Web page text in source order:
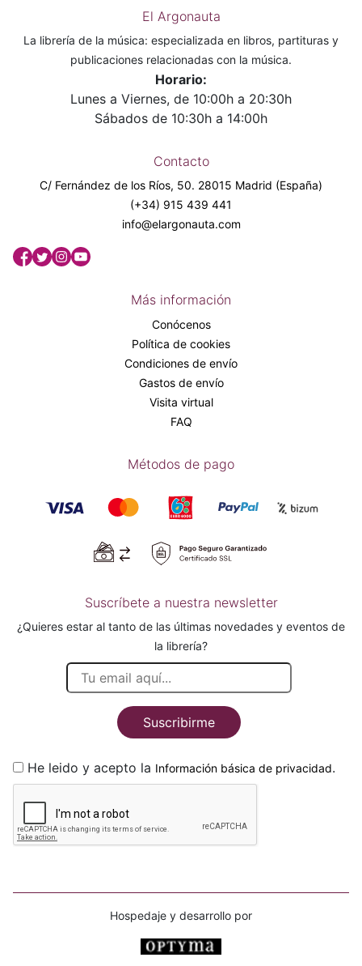
El Argonauta
La librería de la música: especializada en libros, partituras y
publicaciones relacionadas con la música.
Horario:
Lunes a Viernes, de 10:00h a 20:30h
Sábados de 10:30h a 14:00h
Contacto
C/ Fernández de los Ríos, 50. 28015 Madrid (España)
(+34) 915 439 441
info@elargonauta.com
Más información
Conócenos
Política de cookies
Condiciones de envío
Gastos de envío
Visita virtual
FAQ
Métodos de pago
Suscríbete a nuestra newsletter
¿Quieres estar al tanto de las últimas novedades y eventos de
la librería?
Suscribirme
He leido y acepto la Información básica de privacidad.
Hospedaje y desarrollo por